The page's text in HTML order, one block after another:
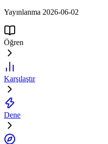
Yayınlanma 2026-06-02
Öğren
Karşılaştır
Dene